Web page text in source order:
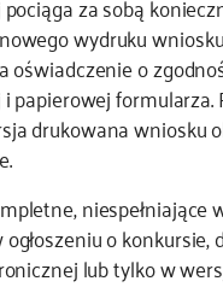
wydruku
oświadczenie o
papierowej formularza.
drukowana wniosku
niespełniające
o
lub tylko w